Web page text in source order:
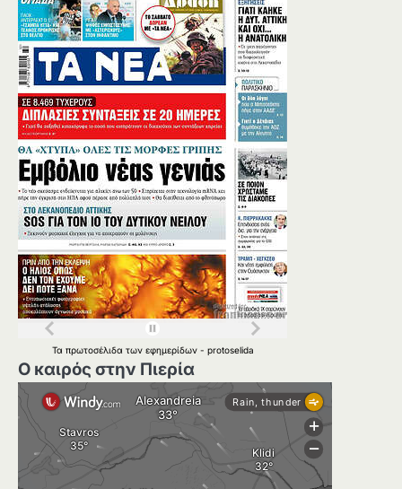
Τα πρωτοσέλιδα των εφημερίδων - protoselida
Ο καιρός στην Πιερία